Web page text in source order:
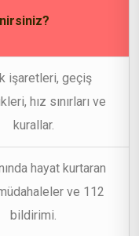
işaretleri, geçiş
hız sınırları ve
kurallar.
hayat kurtaran
ve 112
bildirimi.